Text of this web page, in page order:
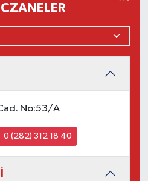
No:53/A
0 (282) 312 18 40